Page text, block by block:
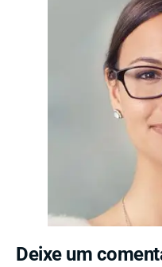
Deixe um